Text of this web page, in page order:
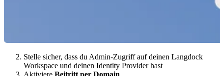
Stelle sicher, dass du Admin-Zugriff auf deinen Langdock
Workspace und deinen Identity Provider hast